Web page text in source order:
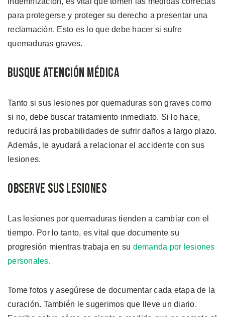
para protegerse y proteger su derecho a presentar una
reclamación. Esto es lo que debe hacer si sufre
quemaduras graves.
Busque Atención Médica
Tanto si sus lesiones por quemaduras son graves como
si no, debe buscar tratamiento inmediato. Si lo hace,
reducirá las probabilidades de sufrir daños a largo plazo.
Además, le ayudará a relacionar el accidente con sus
lesiones.
Observe sus Lesiones
Las lesiones por quemaduras tienden a cambiar con el
tiempo. Por lo tanto, es vital que documente su
progresión mientras trabaja en su demanda por lesiones
personales.
Tome fotos y asegúrese de documentar cada etapa de la
curación. También le sugerimos que lleve un diario.